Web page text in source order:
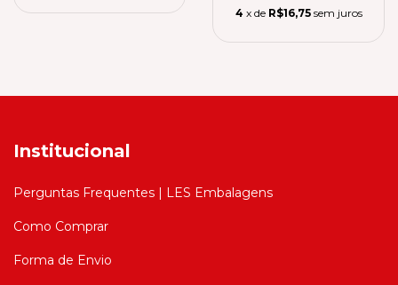
4 x de R$16,75 sem juros
Institucional
Perguntas Frequentes | LES Embalagens
Como Comprar
Forma de Envio